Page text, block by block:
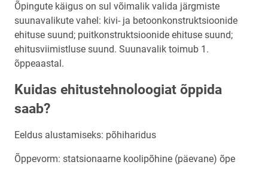
Õpingute käigus on sul võimalik valida järgmiste
suunavalikute vahel: kivi- ja betoonkonstruktsioonide
ehituse suund; puitkonstruktsioonide ehituse suund;
ehitusviimistluse suund. Suunavalik toimub 1.
õppeaastal.
Kuidas ehitustehnoloogiat õppida
saab?
Eeldus alustamiseks: põhiharidus
Õppevorm: statsionaarne koolipõhine (päevane) õpe